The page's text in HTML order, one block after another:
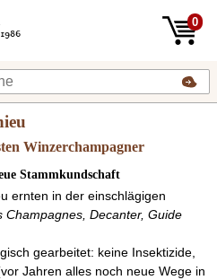
0
Winzerchampagner
Stammkundschaft
ernten in der einschlägigen
Champagnes, Decanter, Guide
gearbeitet: keine Insektizide,
Jahren alles noch neue Wege in